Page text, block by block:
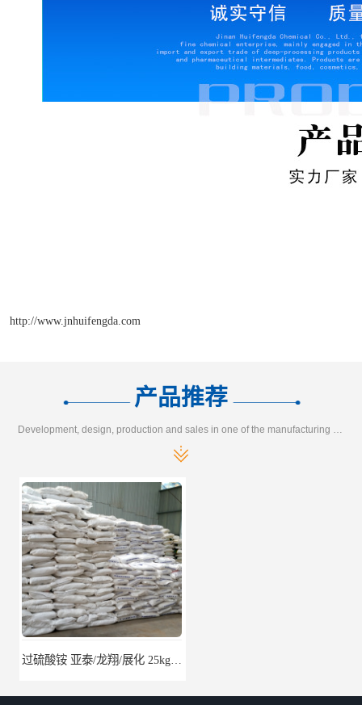
http://www.jnhuifengda.com
产品推荐
过硫酸铵 亚泰/龙翔/展化 25kg/袋 7727-54-0